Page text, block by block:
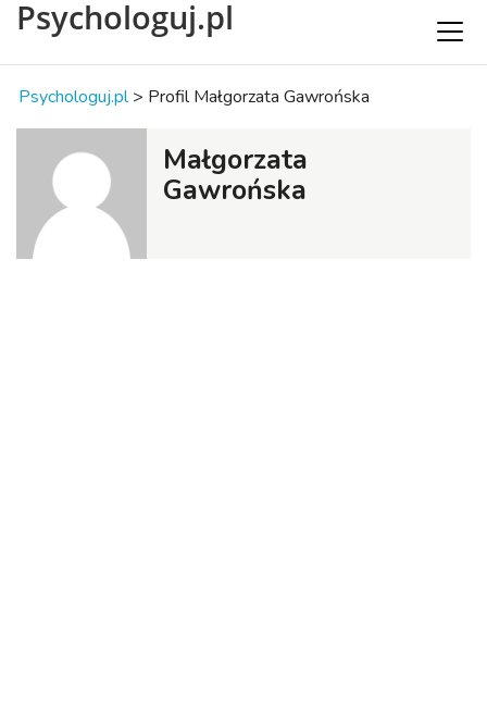
Psychologuj.pl
Psychologuj.pl > Profil Małgorzata Gawrońska
Małgorzata
Gawrońska